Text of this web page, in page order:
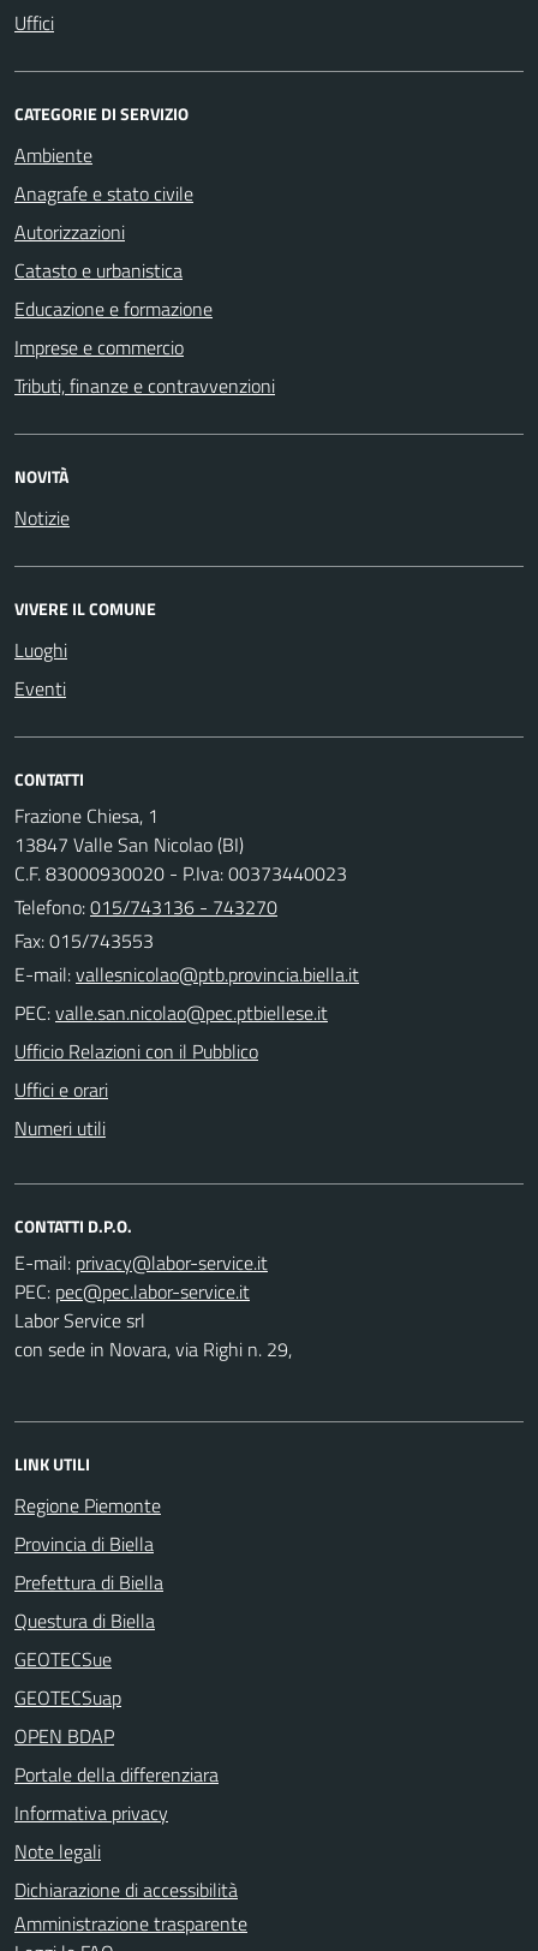
Uffici
CATEGORIE DI SERVIZIO
Ambiente
Anagrafe e stato civile
Autorizzazioni
Catasto e urbanistica
Educazione e formazione
Imprese e commercio
Tributi, finanze e contravvenzioni
NOVITÀ
Notizie
VIVERE IL COMUNE
Luoghi
Eventi
CONTATTI
Frazione Chiesa, 1
13847 Valle San Nicolao (BI)
C.F. 83000930020 - P.Iva: 00373440023
Telefono:015/743136 - 743270
Fax: 015/743553
E-mail:
PEC:
Ufficio Relazioni con il Pubblico
Uffici e orari
Numeri utili
CONTATTI D.P.O.
E-mail:
PEC:
Labor Service srl
con sede in Novara, via Righi n. 29,
LINK UTILI
Regione Piemonte
Provincia di Biella
Prefettura di Biella
Questura di Biella
GEOTECSue
GEOTECSuap
OPEN BDAP
Portale della differenziara
Informativa privacy
Note legali
Dichiarazione di accessibilità
Amministrazione trasparente